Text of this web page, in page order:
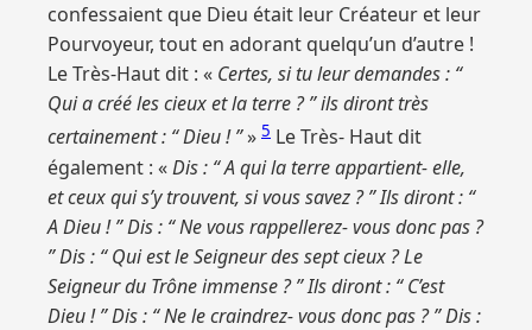
confessaient que Dieu était leur Créateur et leur
Pourvoyeur, tout en adorant quelqu’un d’autre !
Le Très-Haut dit : « Certes, si tu leur demandes : “
Qui a créé les cieux et la terre ? ” ils diront très
certainement : “ Dieu ! ”» 5 Le Très- Haut dit
également : «Dis : “ A qui la terre appartient- elle,
et ceux qui s’y trouvent, si vous savez ? ” Ils diront : “
A Dieu ! ” Dis : “ Ne vous rappellerez- vous donc pas ?
” Dis : “ Qui est le Seigneur des sept cieux ? Le
Seigneur du Trône immense ? ” Ils diront : “ C’est
Dieu ! ” Dis : “ Ne le craindrez- vous donc pas ? ” Dis :